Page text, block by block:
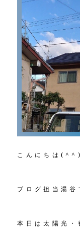
こんにちは(^^)
ブログ担当湯谷
本日は太陽光・